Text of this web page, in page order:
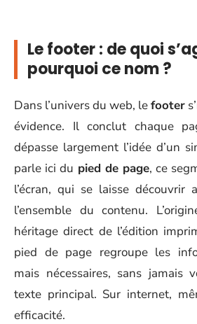
Le footer : de quoi
pourquoi ce nom ?
Dans l’univers du web, lefooter
évidence. Il conclut chaque
dépasse largement l’idée d’un
parle ici du pied de page, ce
l’écran, qui se laisse découvrir
l’ensemble du contenu.
héritage direct de l’édition
pied de page regroupe les
mais nécessaires, sans jamais
texte principal. Sur internet,
efficacité.